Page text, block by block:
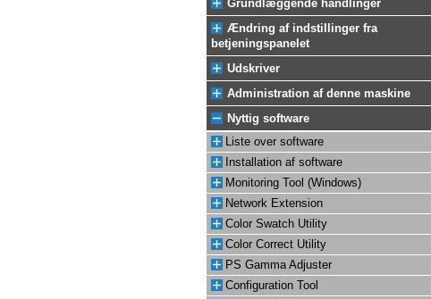
Grundlæggende handlinger
Ændring af indstillinger fra
betjeningspanelet
Udskriver
Administration af denne maskine
Nyttig software
Liste over software
Installation af software
Monitoring Tool (Windows)
Network Extension
Color Swatch Utility
Color Correct Utility
PS Gamma Adjuster
Configuration Tool